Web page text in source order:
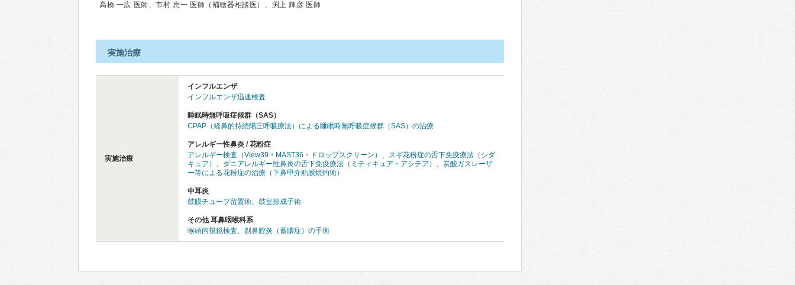
高橋 一広 医師、市村 恵一 医師（補聴器相談医）、渕上 輝彦 医師
実施治療
実施治療
インフルエンザ
インフルエンザ迅速検査
睡眠時無呼吸症候群（SAS）
CPAP（経鼻的持続陽圧呼吸療法）による睡眠時無呼吸症候群（SAS）の治療
アレルギー性鼻炎 / 花粉症
アレルギー検査（View39・MAST36・ドロップスクリーン） 、 スギ花粉症の舌下免疫療法（シダ
キュア） 、 ダニアレルギー性鼻炎の舌下免疫療法（ミティキュア・アシテア） 、 炭酸ガスレーザ
ー等による花粉症の治療（下鼻甲介粘膜焼灼術）
中耳炎
鼓膜チューブ留置術、 鼓室形成手術
その他 耳鼻咽喉科系
喉頭内視鏡検査、 副鼻腔炎（蓄膿症）の手術